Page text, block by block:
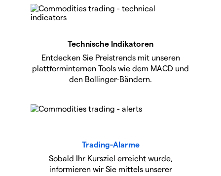
Technische Indikatoren
Entdecken Sie Preistrends mit unseren
plattforminternen Tools wie dem MACD und
den Bollinger-Bändern.
Trading-Alarme
Sobald Ihr Kursziel erreicht wurde,
informieren wir Sie mittels unserer